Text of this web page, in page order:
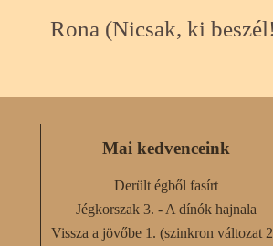
Rona (Nicsak, ki
Mai kedvenceink
Derült égből fasírt
Jégkorszak 3. - A dínók hajnala
Vissza a jövőbe 1. (szinkron változat